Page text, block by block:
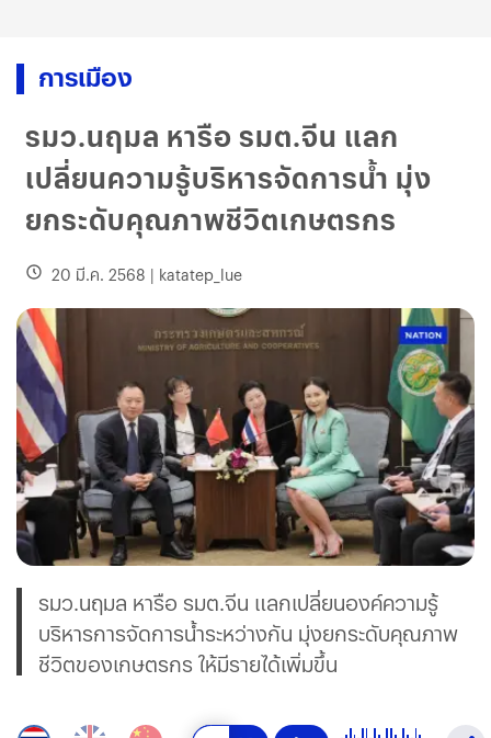
การเมือง
รมว.นฤมล หารือ รมต.จีน แลก
เปลี่ยนความรู้บริหารจัดการน้ำ มุ่ง
ยกระดับคุณภาพชีวิตเกษตรกร
20 มี.ค. 2568 | katatep_lue
รมว.นฤมล หารือ รมต.จีน แลกเปลี่ยนองค์ความรู้
บริหารการจัดการน้ำระหว่างกัน มุ่งยกระดับคุณภาพ
ชีวิตของเกษตรกร ให้มีรายได้เพิ่มขึ้น